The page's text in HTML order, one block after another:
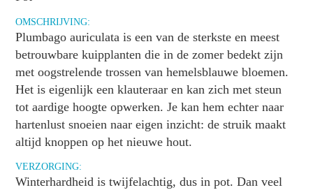
OMSCHRIJVING:
Plumbago auriculata is een van de sterkste en meest
betrouwbare kuipplanten die in de zomer bedekt zijn
met oogstrelende trossen van hemelsblauwe bloemen.
Het is eigenlijk een klauteraar en kan zich met steun
tot aardige hoogte opwerken. Je kan hem echter naar
hartenlust snoeien naar eigen inzicht: de struik maakt
altijd knoppen op het nieuwe hout.
VERZORGING:
Winterhardheid is twijfelachtig, dus in pot. Dan veel